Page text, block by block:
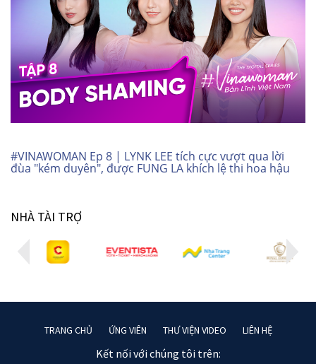
#VINAWOMAN Ep 8 | LYNK LEE tích cực vượt qua lời
đùa "kém duyên", được FUNG LA khích lệ thi hoa hậu
NHÀ TÀI TRỢ
TRANG CHỦ ỨNG VIÊN THƯ VIỆN VIDEO LIÊN HỆ
Kết nối với chúng tôi trên: